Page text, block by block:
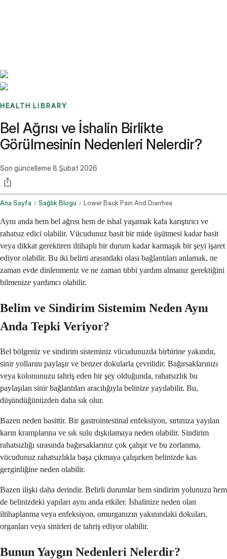
HEALTH LIBRARY
Bel Ağrısı ve İshalin Birlikte
Görülmesinin Nedenleri Nelerdir?
Son güncelleme 8 Şubat 2026
Ana Sayfa Sağlık Blogu Lower Back Pain And Diarrhea
Aynı anda hem bel ağrısı hem de ishal yaşamak kafa karıştırıcı ve
rahatsız edici olabilir. Vücudunuz basit bir mide üşütmesi kadar basit
veya dikkat gerektiren iltihaplı bir durum kadar karmaşık bir şeyi işaret
ediyor olabilir. Bu iki belirti arasındaki olası bağlantıları anlamak, ne
zaman evde dinlenmeniz ve ne zaman tıbbi yardım almanız gerektiğini
bilmenize yardımcı olabilir.
Belim ve Sindirim Sistemim Neden Aynı
Anda Tepki Veriyor?
Bel bölgeniz ve sindirim sisteminiz vücudunuzda birbirine yakındır,
sinir yollarını paylaşır ve benzer dokularla çevrilidir. Bağırsaklarınızı
veya kolonunuzu tahriş eden bir şey olduğunda, rahatsızlık bu
paylaşılan sinir bağlantıları aracılığıyla belinize yayılabilir. Bu,
düşündüğünüzden daha sık olur.
Bazen neden basittir. Bir gastrointestinal enfeksiyon, sırtınıza yayılan
karın kramplarına ve sık sulu dışkılamaya neden olabilir. Sindirim
rahatsızlığı sırasında bağırsaklarınız çok çalışır ve bu zorlanma,
vücudunuz rahatsızlıkla başa çıkmaya çalışırken belinizde kas
gerginliğine neden olabilir.
Bazen ilişki daha derindir. Belirli durumlar hem sindirim yolunuzu hem
de belinizdeki yapıları aynı anda etkiler. İshalinize neden olan
iltihaplanma veya enfeksiyon, omurganızın yakınındaki dokuları,
organları veya sinirleri de tahriş ediyor olabilir.
Bunun Yaygın Nedenleri Nelerdir?